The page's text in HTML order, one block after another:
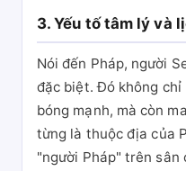
3. Yếu tố tâm lý và
Nói đến Pháp, người
đặc biệt. Đó không
bóng mạnh, mà còn
từng là thuộc địa của
"người Pháp" trên sân